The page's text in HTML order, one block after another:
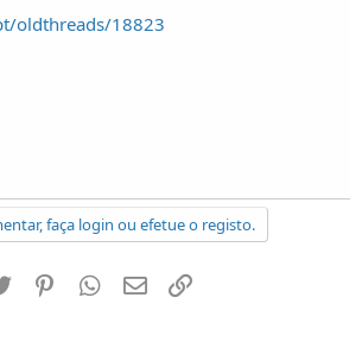
oldthreads/18823
faça login ou efetue o registo.
Twitter PinterestWhatsapp
Email